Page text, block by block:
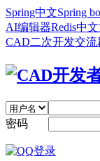
Spring中文Spring
AI编辑器Redis中
CAD二次开发交流
密码